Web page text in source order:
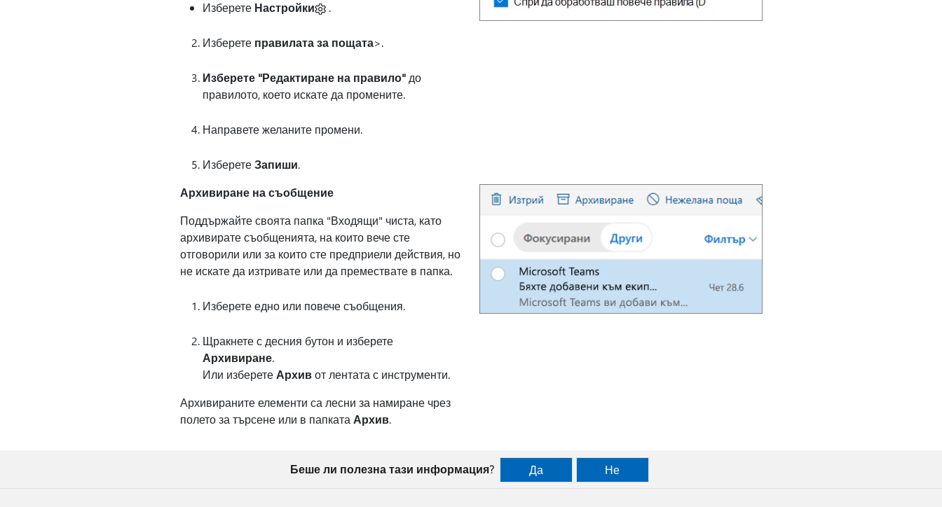
Изберете Настройки .
Изберете правилата за пощата>.
Изберете "Редактиране на правило"до
правилото, което искате да промените.
Направете желаните промени.
ИзберетеЗапиши.
Архивиране на съобщение
Поддържайте своята папка "Входящи" чиста, като
архивирате съобщенията, на които вече сте
отговорили или за които сте предприели действия, но
не искате да изтривате или да премествате в папка.
Изберете едно или повече съобщения.
Щракнете с десния бутон и изберете
Архивиране.
Или изберете Архивот лентата с инструменти.
Архивираните елементи са лесни за намиране чрез
полето за търсене или в папката Архив.
Беше ли полезна тази информация? Да Не